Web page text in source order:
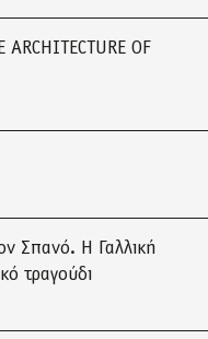
OF
Σπανό. Η Γαλλική
τραγούδι